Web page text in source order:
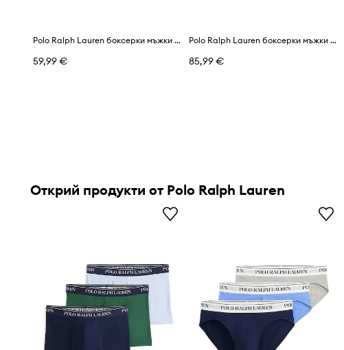
Polo Ralph Lauren боксерки мъжки от памук с еластан 3 броя
59,99 €
Polo Ralph Lauren боксерки мъжки 5 броя
85,99 €
Открий продукти от Polo Ralph Lauren